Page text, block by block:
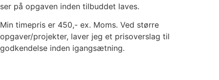
ser på opgaven inden tilbuddet laves.
Min timepris er 450,- ex. Moms. Ved større
opgaver/projekter, laver jeg et prisoverslag til
godkendelse inden igangsætning.